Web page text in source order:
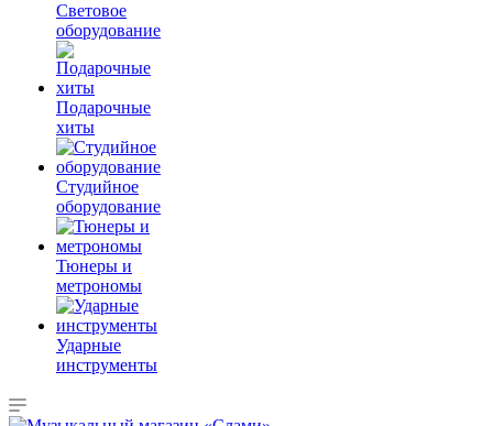
Световое
оборудование
Подарочные
хиты
Студийное
оборудование
Тюнеры и
метрономы
Ударные
инструменты